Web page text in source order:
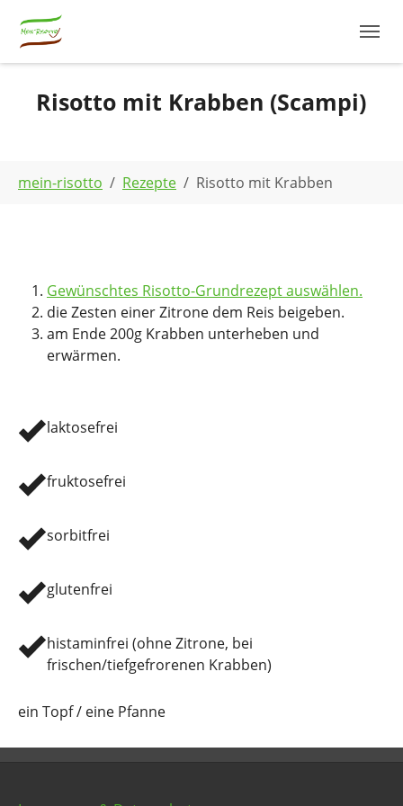
Skip to main navigation
Zum Hauptinhalt springen
Skip to page footer
Risotto mit Krabben (Scampi)
mein-risotto Rezepte Risotto mit Krabben
Gewünschtes Risotto-Grundrezept auswählen.
die Zesten einer Zitrone dem Reis beigeben.
am Ende 200g Krabben unterheben und
erwärmen.
laktosefrei
fruktosefrei
sorbitfrei
glutenfrei
histaminfrei (ohne Zitrone, bei
frischen/tiefgefrorenen Krabben)
ein Topf / eine Pfanne